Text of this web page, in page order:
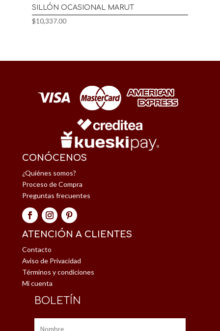
SILLÓN OCASIONAL MARUT
$10,337.00
CONÓCENOS
¿Quiénes somos?
Proceso de Compra
Preguntas frecuentes
ATENCIÓN A CLIENTES
Contacto
Aviso de Privacidad
Términos y condiciones
Mi cuenta
BOLETÍN